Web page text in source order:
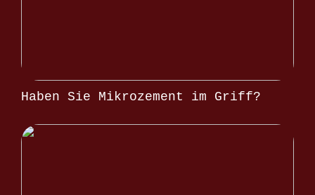
Haben Sie Mikrozement im Griff?